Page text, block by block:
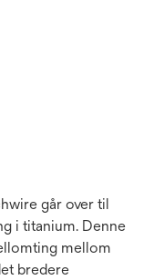
går over til
i titanium. Denne
mellom
bredere